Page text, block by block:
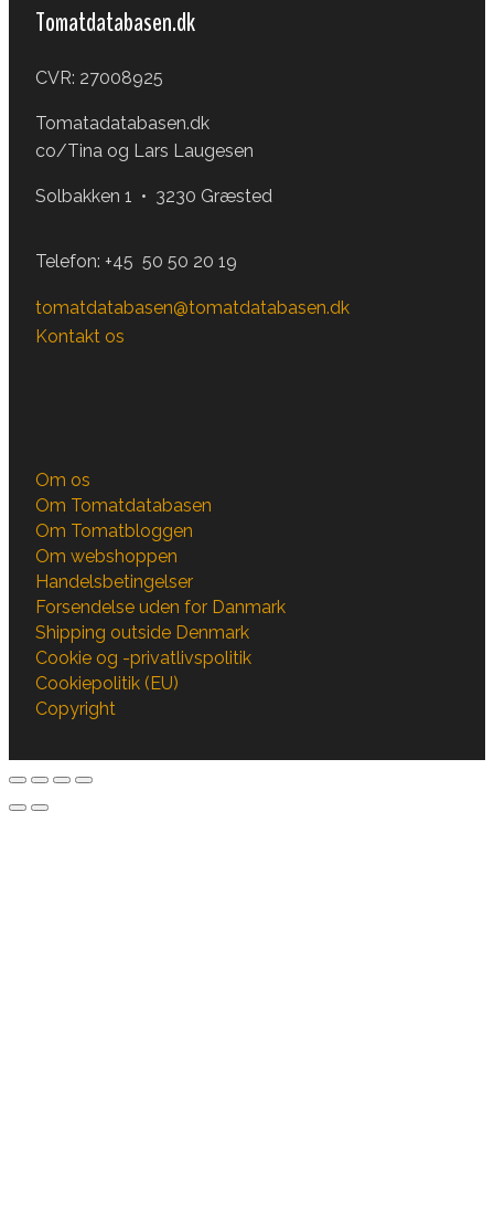
Tomatdatabasen.dk
CVR: 27008925
Tomatadatabasen.dk
co/Tina og Lars Laugesen
Solbakken 1 • 3230 Græsted
Telefon: +45 50 50 20 19
tomatdatabasen@tomatdatabasen.dk
Kontakt os
Om os
Om Tomatdatabasen
Om Tomatbloggen
Om webshoppen
Handelsbetingelser
Forsendelse uden for Danmark
Shipping outside Denmark
Cookie og -privatlivspolitik
Cookiepolitik (EU)
Copyright